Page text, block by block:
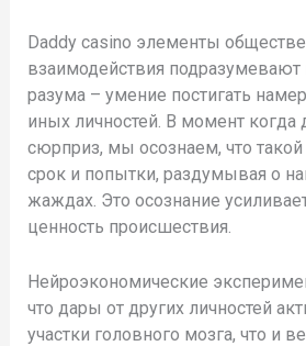
Daddy casino элементы
взаимодействия
разума – умение постигать
иных личностей. В момент когда
сюрприз, мы осознаем, что такой
срок и попытки, раздумывая о
жаждах. Это осознание
ценность происшествия.
Нейроэкономические
что дары от других личностей
участки головного мозга, что и